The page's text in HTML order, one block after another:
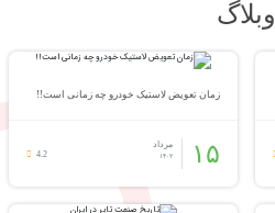
وبلاگ
زمان تعویض لاستیک خودرو چه زمانی است!!
۱۵ مرداد
۱۴۰۲ 4.2